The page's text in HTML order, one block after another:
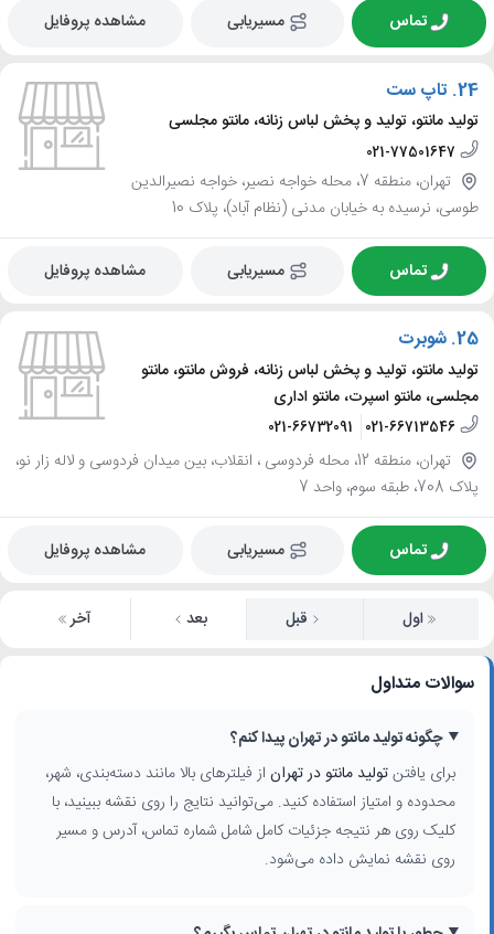
تماس مسیریابی مشاهده پروفایل
24. تاپ ست
تولید مانتو، تولید و پخش لباس زنانه، مانتو مجلسی
021-77501647
تهران، منطقه 7، محله خواجه نصیر، خواجه نصیرالدین
طوسی، نرسیده به خیابان مدنی (نظام آباد)، پلاک 10
تماس مسیریابی مشاهده پروفایل
25. شوبرت
تولید مانتو، تولید و پخش لباس زنانه، فروش مانتو، مانتو
مجلسی، مانتو اسپرت، مانتو اداری
021-66713546
021-66732091
تهران، منطقه 12، محله فردوسی ، انقلاب، بین میدان فردوسی و لاله زار نو،
پلاک 708، طبقه سوم، واحد 7
تماس مسیریابی مشاهده پروفایل
اول قبل بعد آخر
سوالات متداول
چگونه تولید مانتو در تهران پیدا کنم؟
برای یافتنتولید مانتو در تهران از فیلترهای بالا مانند دسته‌بندی، شهر،
محدوده و امتیاز استفاده کنید. می‌توانید نتایج را روی نقشه ببینید، با
کلیک روی هر نتیجه جزئیات کامل شامل شماره تماس، آدرس و مسیر
روی نقشه نمایش داده می‌شود.